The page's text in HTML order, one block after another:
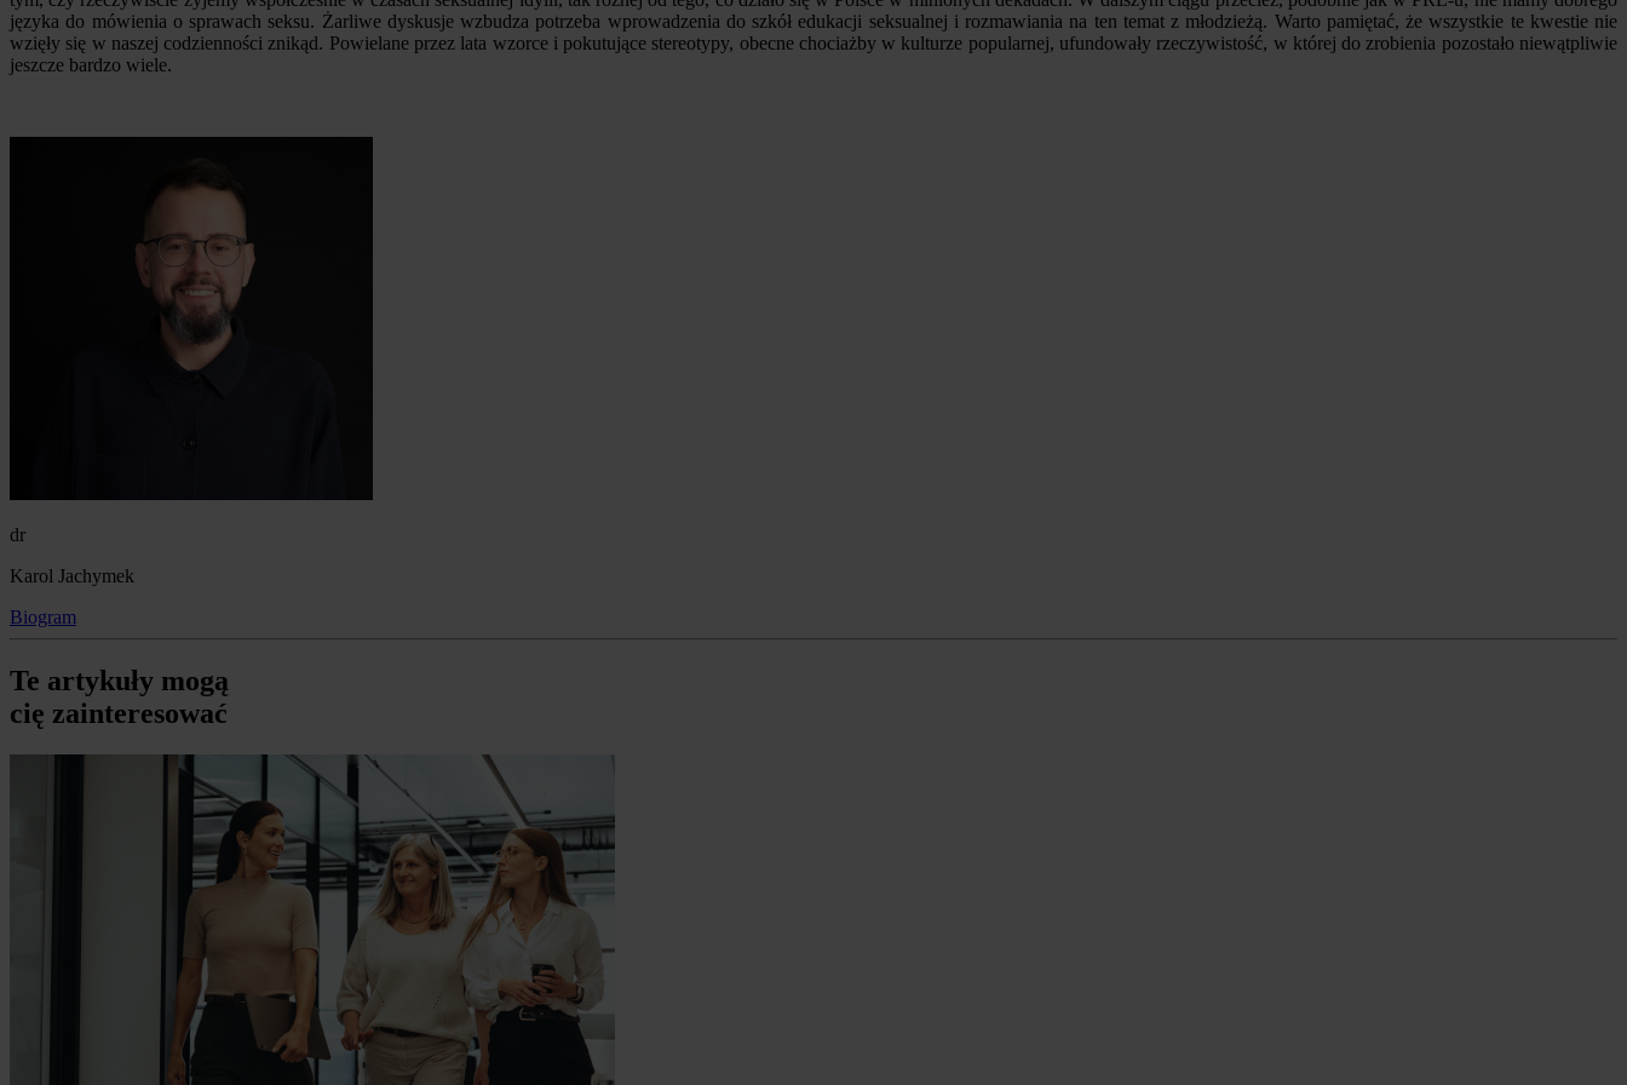
języka do mówienia o sprawach seksu. Żarliwe dyskusje wzbudza potrzeba wprowadzenia do szkół edukacji seksualnej i rozmawiania na ten temat z młodzieżą. Warto pamiętać, że wszystkie te kwestie nie
wzięły się w naszej codzienności znikąd. Powielane przez lata wzorce i pokutujące stereotypy, obecne chociażby w kulturze popularnej, ufundowały rzeczywistość, w której do zrobienia pozostało niewątpliwie
jeszcze bardzo wiele.
dr
Karol Jachymek
Biogram
Te artykuły mogą
cię zainteresować